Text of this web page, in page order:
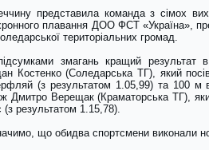
представила команда з сімох
плавання ДОО ФСТ «Україна»,
територіальних громад.
змагань кращий результат
Костенко (Соледарська ТГ), який
(з результатом 1.05,99) та 100 м
Дмитро Верещак (Краматорська ТГ),
(з результатом 1.15,78).
що обидва спортсмени виконали